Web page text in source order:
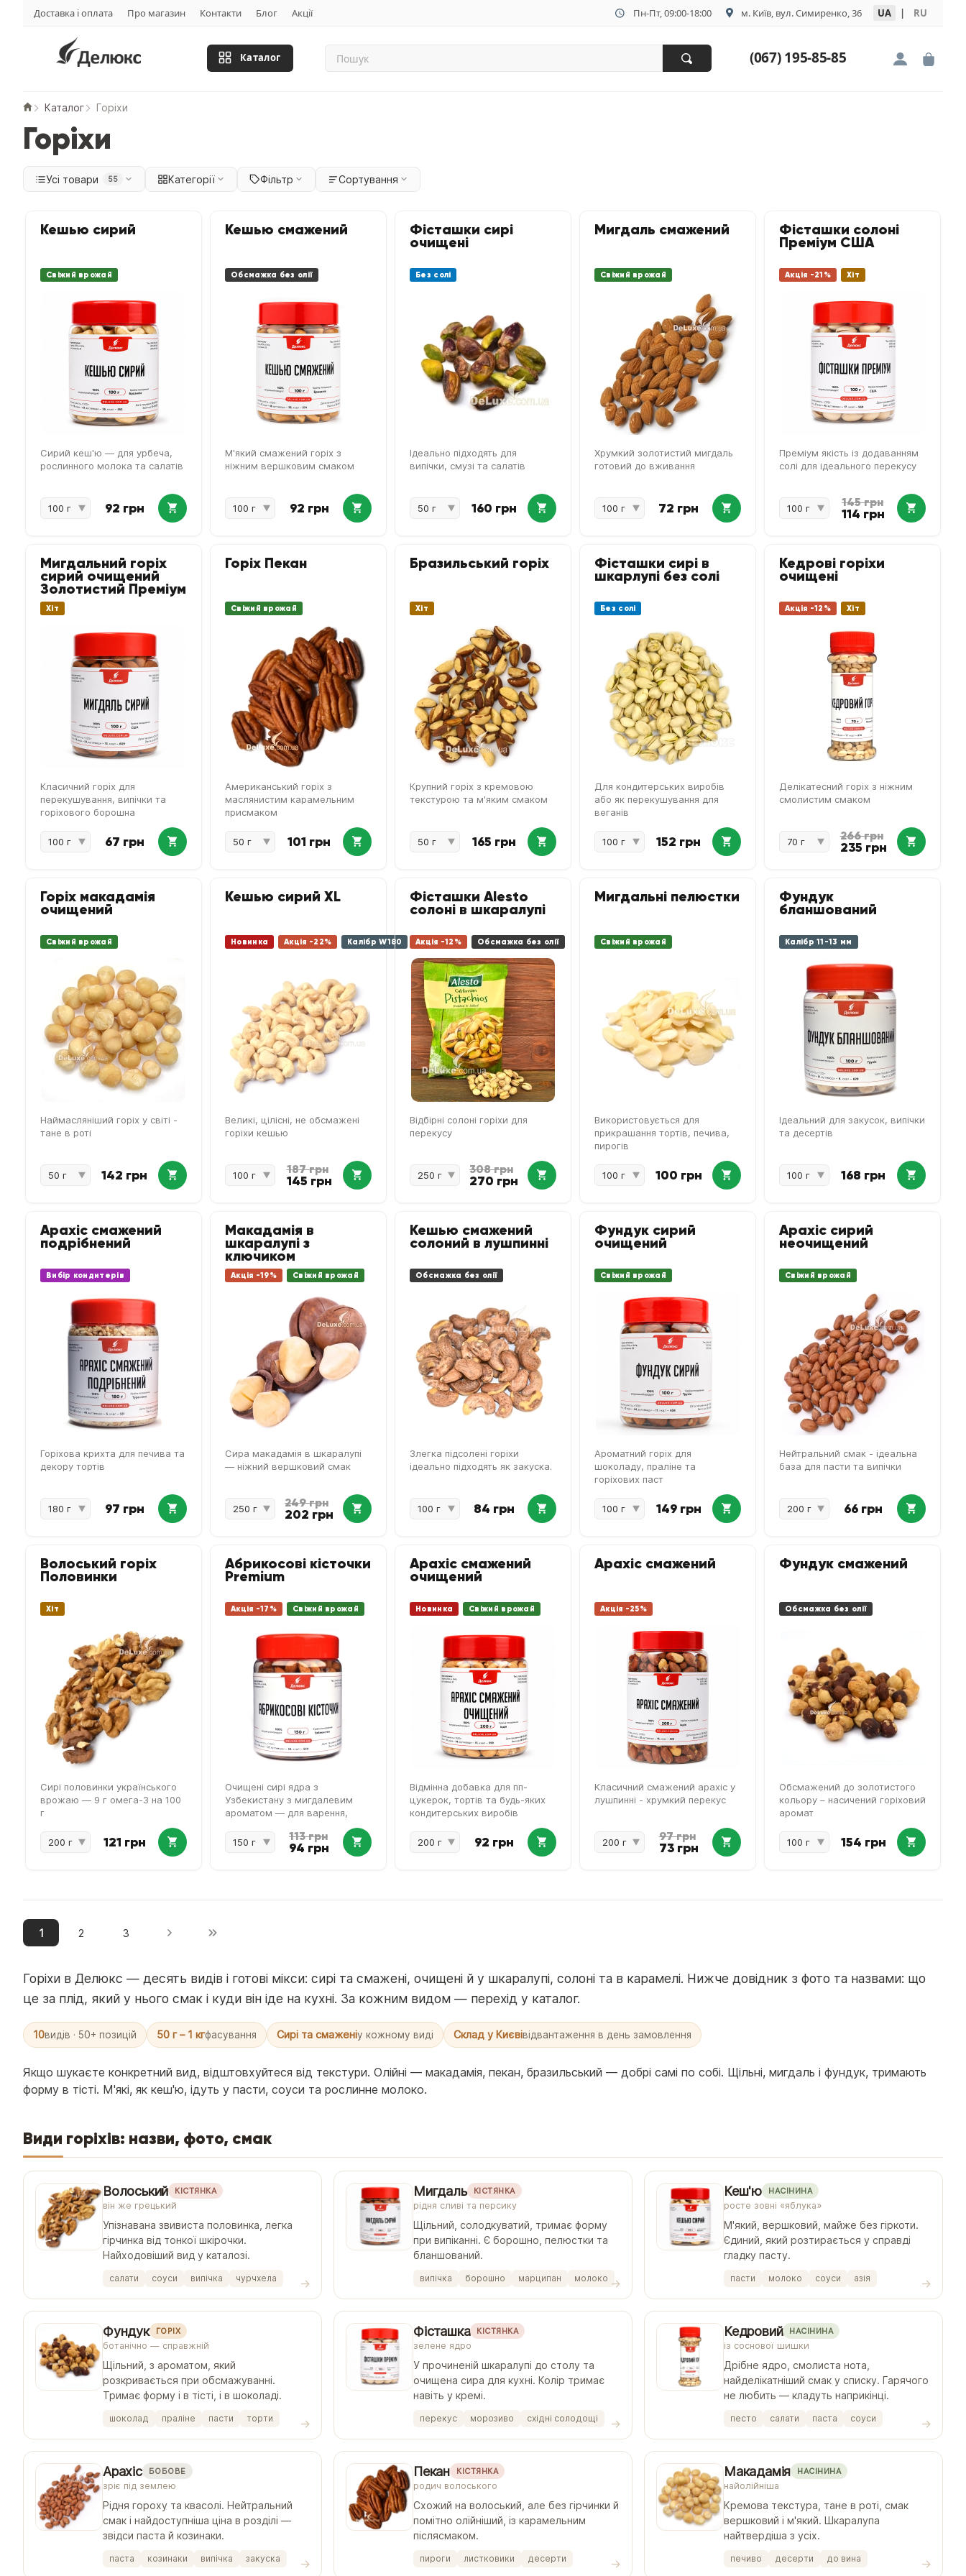
Доставка і оплата Про магазин Контакти Блог Акції Пн-Пт, 09:00-18:00 м. Київ, вул. Симиренко, 36 UA | RU
Каталог (067) 195-85-85
Каталог Горіхи
Горіхи
Усі товари 55 Категорії Фільтр Сортування
Кешью сирий
Свіжий врожай
Сирий кеш'ю — для урбеча,
рослинного молока та салатів
92 грн
Кешью смажений
Обсмажка без олії
М'який смажений горіх з
ніжним вершковим смаком
92 грн
Фісташки сирі
очищені
Без солі
Ідеально підходять для
випічки, смузі та салатів
160 грн
Мигдаль смажений
Свіжий врожай
Хрумкий золотистий мигдаль
готовий до вживання
72 грн
Фісташки солоні
Преміум США
Акція -21% Хіт
Преміум якість із додаванням
солі для ідеального перекусу
145 грн
114 грн
Мигдальний горіх
сирий очищений
Золотистий Преміум
Хіт
Класичний горіх для
перекушування, випічки та
горіхового борошна
67 грн
Горіх Пекан
Свіжий врожай
Американський горіх з
маслянистим карамельним
присмаком
101 грн
Бразильський горіх
Хіт
Крупний горіх з кремовою
текстурою та м'яким смаком
165 грн
Фісташки сирі в
шкарлупі без солі
Без солі
Для кондитерських виробів
або як перекушування для
веганів
152 грн
Кедрові горіхи
очищені
Акція -12% Хіт
Делікатесний горіх з ніжним
смолистим смаком
266 грн
235 грн
Горіх макадамія
очищений
Свіжий врожай
Наймасляніший горіх у світі -
тане в роті
142 грн
Кешью сирий XL
Новинка Акція -22% Калібр W180
Великі, цілісні, не обсмажені
горіхи кешью
187 грн
145 грн
Фісташки Alesto
солоні в шкаралупі
Акція -12% Обсмажка без олії
Відбірні солоні горіхи для
перекусу
308 грн
270 грн
Мигдальні пелюстки
Свіжий врожай
Використовується для
прикрашання тортів, печива,
пирогів
100 грн
Фундук
бланшований
Калібр 11-13 мм
Ідеальний для закусок, випічки
та десертів
168 грн
Арахіс смажений
подрібнений
Вибір кондитерів
Горіхова крихта для печива та
декору тортів
97 грн
Макадамія в
шкаралупі з
ключиком
Акція -19% Свіжий врожай
Сира макадамія в шкаралупі
— ніжний вершковий смак
249 грн
202 грн
Кешью смажений
солоний в лушпинні
Обсмажка без олії
Злегка підсолені горіхи
ідеально підходять як закуска.
84 грн
Фундук сирий
очищений
Свіжий врожай
Ароматний горіх для
шоколаду, праліне та
горіхових паст
149 грн
Арахіс сирий
неочищений
Свіжий врожай
Нейтральний смак - ідеальна
база для пасти та випічки
66 грн
Волоський горіх
Половинки
Хіт
Сирі половинки українського
врожаю — 9 г омега-3 на 100
г
121 грн
Абрикосові кісточки
Premium
Акція -17% Свіжий врожай
Очищені сирі ядра з
Узбекистану з мигдалевим
ароматом — для варення,
113 грн
94 грн
Арахіс смажений
очищений
Новинка Свіжий врожай
Відмінна добавка для пп-
цукерок, тортів та будь-яких
кондитерських виробів
92 грн
Арахіс смажений
Акція -25%
Класичний смажений арахіс у
лушпинні - хрумкий перекус
97 грн
73 грн
Фундук смажений
Обсмажка без олії
Обсмажений до золотистого
кольору – насичений горіховий
аромат
154 грн
1 2 3
Горіхи в Делюкс — десять видів і готові мікси: сирі та смажені, очищені й у шкаралупі, солоні та в карамелі. Нижче довідник з фото та назвами: що
це за плід, який у нього смак і куди він іде на кухні. За кожним видом — перехід у каталог.
10видів · 50+ позицій 50 г – 1 кгфасування Сирі та смаженіу кожному виді Склад у Києвівідвантаження в день замовлення
Якщо шукаєте конкретний вид, відштовхуйтеся від текстури. Олійні — макадамія, пекан, бразильський — добрі самі по собі. Щільні, мигдаль і фундук, тримають
форму в тісті. М'які, як кеш'ю, ідуть у пасти, соуси та рослинне молоко.
Види горіхів: назви, фото, смак
Волоський КІСТЯНКА
він же грецький
Упізнавана звивиста половинка, легка
гірчинка від тонкої шкірочки.
Найходовіший вид у каталозі.
салати соуси випічка чурчхела
Мигдаль КІСТЯНКА
рідня сливі та персику
Щільний, солодкуватий, тримає форму
при випіканні. Є борошно, пелюстки та
бланшований.
випічка борошно марципан молоко
Кеш'ю НАСІНИНА
росте зовні «яблука»
М'який, вершковий, майже без гіркоти.
Єдиний, який розтирається у справді
гладку пасту.
пасти молоко соуси азія
Фундук ГОРІХ
ботанічно — справжній
Щільний, з ароматом, який
розкривається при обсмажуванні.
Тримає форму і в тісті, і в шоколаді.
шоколад праліне пасти торти
Фісташка КІСТЯНКА
зелене ядро
У прочиненій шкаралупі до столу та
очищена сира для кухні. Колір тримає
навіть у кремі.
перекус морозиво східні солодощі
Кедровий НАСІНИНА
із соснової шишки
Дрібне ядро, смолиста нота,
найделікатніший смак у списку. Гарячого
не любить — кладуть наприкінці.
песто салати паста соуси
Арахіс БОБОВЕ
зріє під землею
Рідня гороху та квасолі. Нейтральний
смак і найдоступніша ціна в розділі —
звідси паста й козинаки.
паста козинаки випічка закуска
Пекан КІСТЯНКА
родич волоського
Схожий на волоський, але без гірчинки й
помітно олійніший, із карамельним
післясмаком.
пироги листковики десерти
Макадамія НАСІНИНА
найолійніша
Кремова текстура, тане в роті, смак
вершковий і м'який. Шкаралупа
найтвердіша з усіх.
печиво десерти до вина